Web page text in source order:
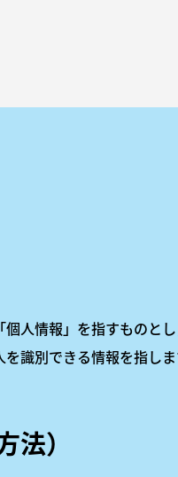
個人情報」を指すもの
識別できる情報を指しま
）